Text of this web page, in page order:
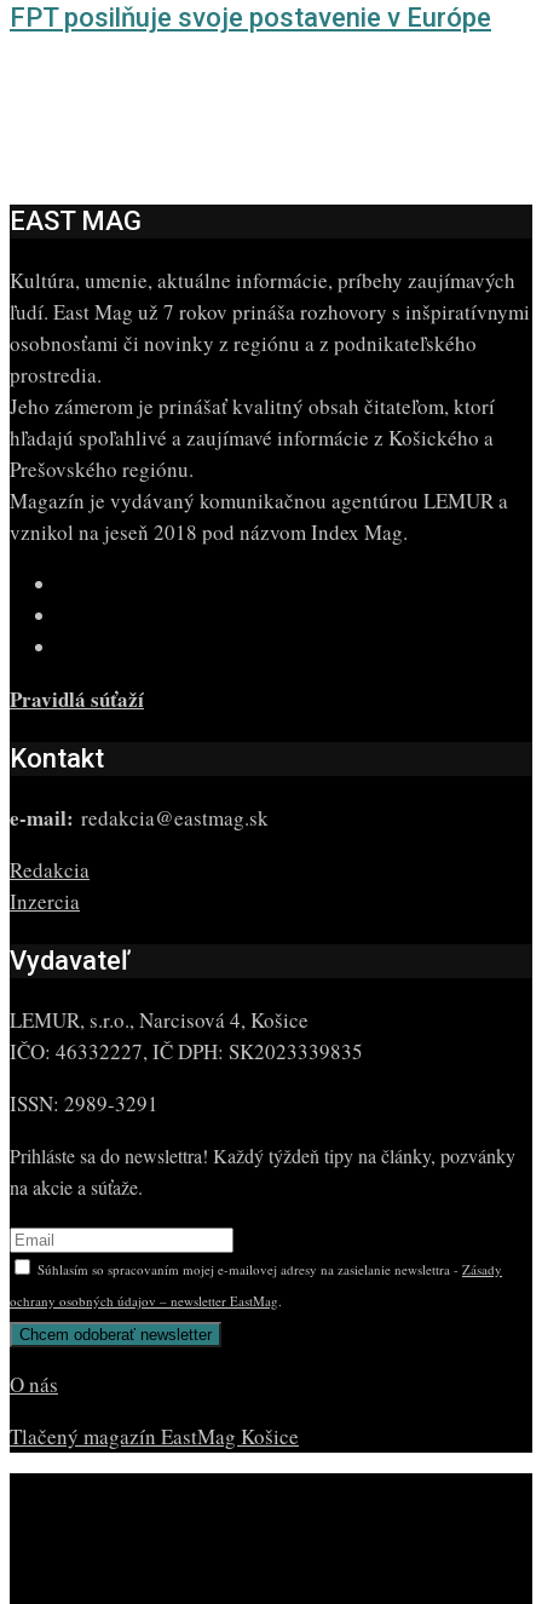
FPT posilňuje svoje postavenie v Európe
EAST MAG
Kultúra, umenie, aktuálne informácie, príbehy zaujímavých
ľudí. East Mag už 7 rokov prináša rozhovory s inšpiratívnymi
osobnosťami či novinky z regiónu a z podnikateľského
prostredia.
Jeho zámerom je prinášať kvalitný obsah čitateľom, ktorí
hľadajú spoľahlivé a zaujímavé informácie z Košického a
Prešovského regiónu.
Magazín je vydávaný komunikačnou agentúrou LEMUR a
vznikol na jeseň 2018 pod názvom Index Mag.
Pravidlá súťaží
Kontakt
e-mail: redakcia@eastmag.sk
Redakcia
Inzercia
Vydavateľ
LEMUR, s.r.o., Narcisová 4, Košice
IČO: 46332227, IČ DPH: SK2023339835
ISSN: 2989-3291
Prihláste sa do newslettra! Každý týždeň tipy na články, pozvánky
na akcie a súťaže.
Súhlasím so spracovaním mojej e-mailovej adresy na zasielanie newslettra - Zásady
ochrany osobných údajov – newsletter EastMag
O nás
Tlačený magazín EastMag Košice